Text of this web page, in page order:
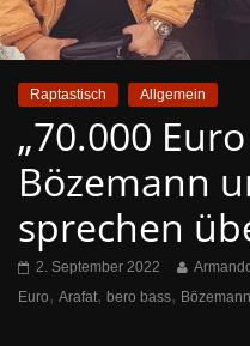
Raptastisch Allgemein
„70.000
Bözemann
sprechen
2. September 2022
Euro, Arafat, bero bass, Bözemann